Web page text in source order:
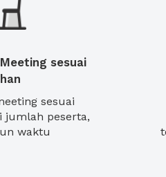
sesuai
sesuai
jumlah peserta,
waktu